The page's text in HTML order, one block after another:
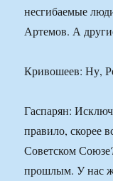
несгибаемые
Артемов. А
Кривошеев: Ну,
Гаспарян:
правило, скорее
Советском
прошлым. У нас